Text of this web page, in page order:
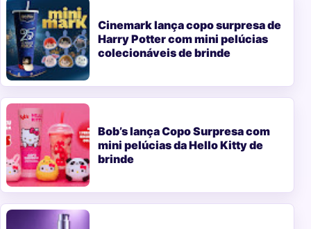
Cinemark lança copo surpresa de
Harry Potter com mini pelúcias
colecionáveis de brinde
Bob’s lança Copo Surpresa com
mini pelúcias da Hello Kitty de
brinde